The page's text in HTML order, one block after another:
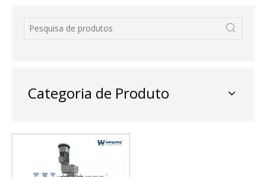
Categoria de Produto